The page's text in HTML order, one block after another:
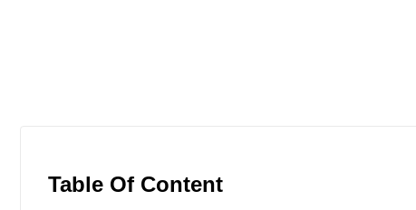
Table Of Content